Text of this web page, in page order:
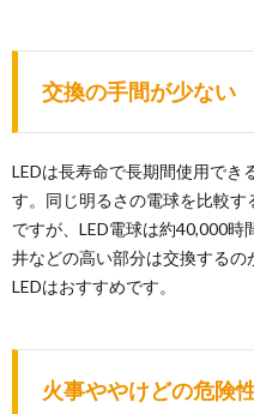
交換の手間が少ない
LEDは長寿命で長期間使用でき
す。同じ明るさの電球を比較
ですが、LED電球は約40,000
井などの高い部分は交換する
LEDはおすすめです。
火事ややけどの危険